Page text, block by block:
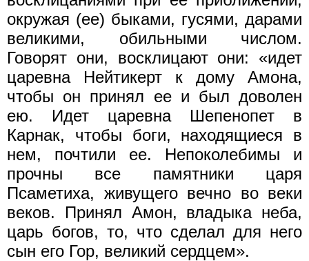
окружая (ее) быками, гусями, дарами
великими, обильными числом.
Говорят они, восклицают они: «идет
царевна Нейтикерт к дому Амона,
чтобы он принял ее и был доволен
ею. Идет царевна Шепенопет в
Карнак, чтобы боги, находящиеся в
нем, почтили ее. Непоколебимы и
прочны все памятники царя
Псаметиха, живущего вечно во веки
веков. Принял Амон, владыка неба,
царь богов, то, что сделал для него
сын его Гор, великий сердцем».